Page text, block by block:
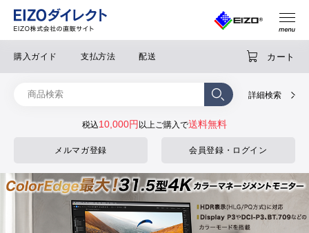
購入ガイド 支払方法 配送 カート
詳細検索
税込10,000円 以上ご購入で送料無料
メルマガ登録 会員登録・ログイン